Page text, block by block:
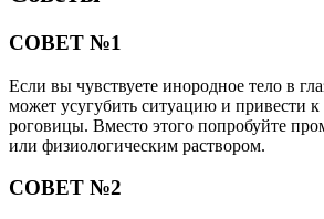
СОВЕТ №1
Если вы чувствуете инородное тело в
может усугубить ситуацию и привести
роговицы. Вместо этого попробуйте
или физиологическим раствором.
СОВЕТ №2